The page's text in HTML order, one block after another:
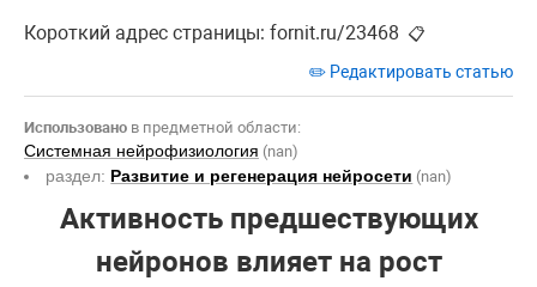
Короткий адрес страницы: fornit.ru/23468 📋
✏️ Редактировать статью
Использовано в предметной области:
Системная нейрофизиология (nan)
раздел: Развитие и регенерация нейросети (nan)
Активность предшествующих
нейронов влияет на рост